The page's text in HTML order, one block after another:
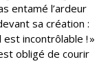
entamé l’ardeur
sa création :
est incontrôlable ! »
obligé de courir